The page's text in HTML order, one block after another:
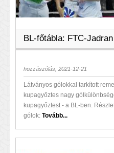
BL-főtábla: FTC-
hozzászólás, 2021-12-21
Látványos gólokkal tarkított
kupagyőztes nagy
kupagyőztest - a BL-ben.
gólok: Tovább...